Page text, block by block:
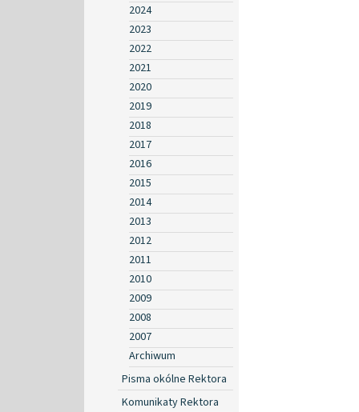
2024
2023
2022
2021
2020
2019
2018
2017
2016
2015
2014
2013
2012
2011
2010
2009
2008
2007
Archiwum
Pisma okólne Rektora
Komunikaty Rektora